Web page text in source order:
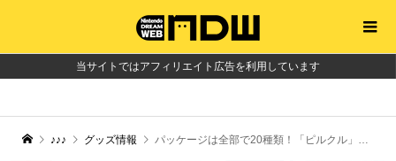
当サイトではアフィリエイト広告を利用しています
♪♪♪ グッズ情報 パッケージは全部で20種類！「ピルクル」シリーズにポケモンコラボパッケージが登場